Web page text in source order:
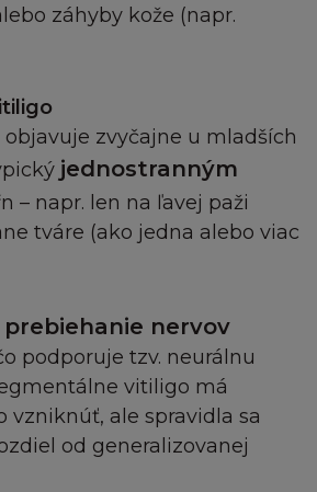
záhyby kože (napr.
zvyčajne u mladších
jednostranným
– napr. len na ľavej paži
tváre (ako jedna alebo viac
nervov
podporuje tzv. neurálnu
vitiligo má
vzniknúť, ale spravidla sa
od generalizovanej
vaše zákonná práva
jako spotřebitele.
a souhlasíte, že Vaše využití
Obsahu, je pouze na Vaše
V případě, že nebudete se
či Obsahem spokojeni,
užívání Stránky.
a osobní újmy nebo smrti do
z nedbalosti L´Oréal, nebude
firma L´Oréal odpovídat ani
za přímé, zvláštní, nepřímé,
poškození, škodu nebo
za jakoukoliv jinou ztrátu ať z
smlouvy, přestupku (včetně